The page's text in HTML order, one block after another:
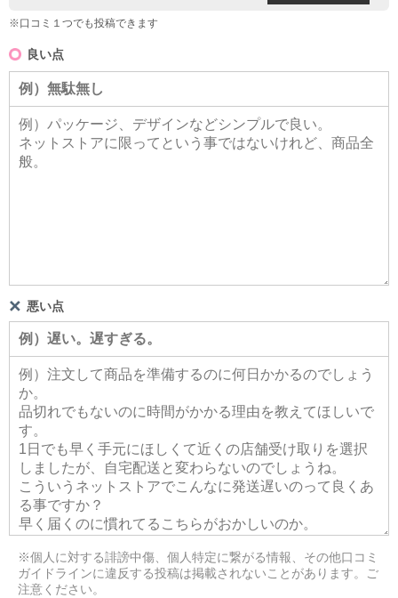
※口コミ１つでも投稿できます
良い点
悪い点
※個人に対する誹謗中傷、個人特定に繋がる情報、その他口コミ
ガイドラインに違反する投稿は掲載されないことがあります。ご
注意ください。